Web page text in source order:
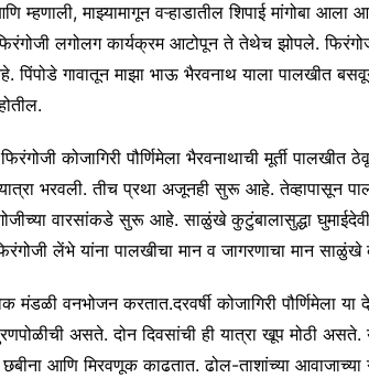
म्हणाली, माझ्यामागून वऱ्हाडातील शिपाई मांगोबा
लगोलग कार्यक्रम आटोपून ते तेथेच झोपले.
आहे. पिंपोडे गावातून माझा भाऊ भैरवनाथ याला पालखीत
कोजागिरी पौर्णिमेला भैरवनाथाची मूर्ती
भरवली. तीच प्रथा अजूनही सुरू आहे. तेव्हापासून
वारसांकडे सुरू आहे. साळुंखे कुटुंबालासुद्धा
लेंभे यांना पालखीचा मान व जागरणाचा मान
मंडळी वनभोजन करतात.दरवर्षी कोजागिरी पौर्णिमेला
असते. दोन दिवसांची ही यात्रा खूप मोठी असते.
छबीना आणि मिरवणूक काढतात. ढोल-ताशांच्या